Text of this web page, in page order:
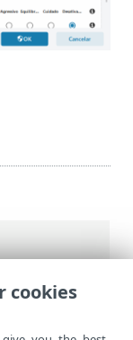
cookies